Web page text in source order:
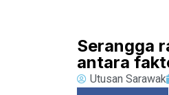
Serangga
antara
Utusan Sarawak